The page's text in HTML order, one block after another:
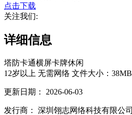
点击下载
关注我们:
详细信息
塔防卡通横屏卡牌休闲
12岁以上 无需网络 文件大小：38MB
更新日期： 2026-06-03
发行商： 深圳翎志网络科技有限公司